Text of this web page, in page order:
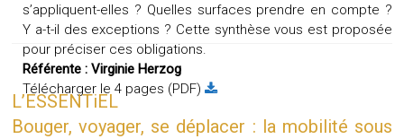
s’appliquent-elles ? Quelles surfaces prendre en compte ?
Y a-t-il des exceptions ? Cette synthèse vous est proposée
pour préciser ces obligations.
Référente :Virginie Herzog
Télécharger le 4 pages (PDF)
L’ESSENTiEL
Bouger, voyager, se déplacer : la mobilité sous